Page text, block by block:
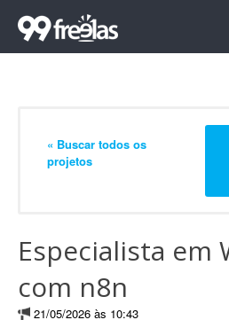
« Buscar todos os
projetos
Especialista em
com n8n
21/05/2026 às 10:43